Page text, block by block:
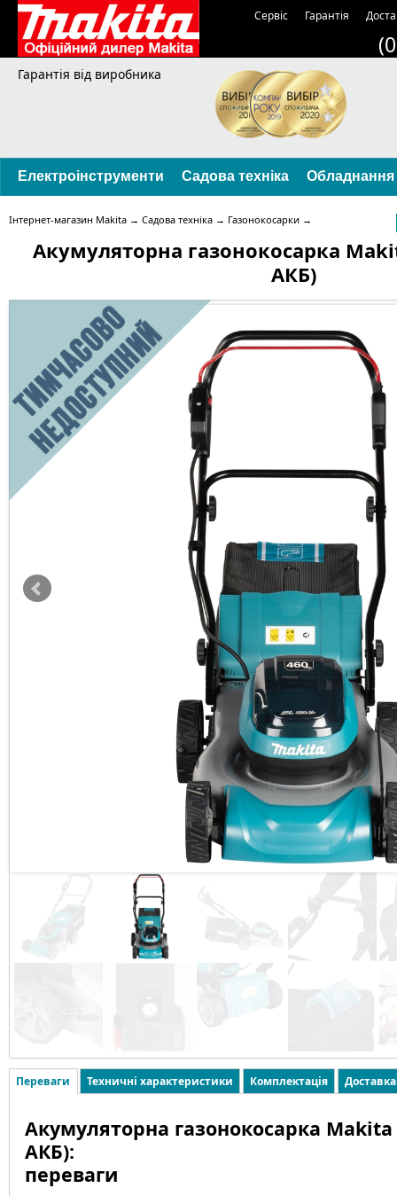
Сервіс Гарантія
Гарантія від виробника
Електроінструменти Садова техніка Обладнання
Інтернет-магазин Makita → Садова техніка → Газонокосарки →
Акумуляторна газонокосарка
АКБ)
Переваги Техничні характеристики Комплектація
Акумуляторна газонокосарка Makita
АКБ):
переваги